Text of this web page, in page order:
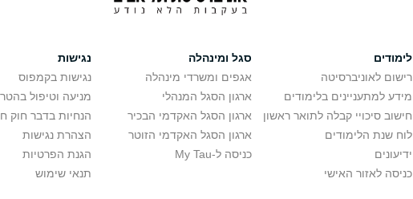
לימודים
רישום לאוניברסיטה
מידע למתעניינים בלימודים
חישוב סיכויי קבלה לתואר ראשון
לוח שנת הלימודים
ידיעונים
כניסה לאזור האישי
סגל ומינהלה
אגפים ומשרדי מינהלה
ארגון הסגל המנהלי
ארגון הסגל האקדמי הבכיר
ארגון הסגל האקדמי הזוטר
כניסה ל-My Tau
נגישות
נגישות בקמפוס
מניעה וטיפול
הנחיות בדבר חוק
הצהרת נגישות
הגנת הפרטיות
תנאי שימוש